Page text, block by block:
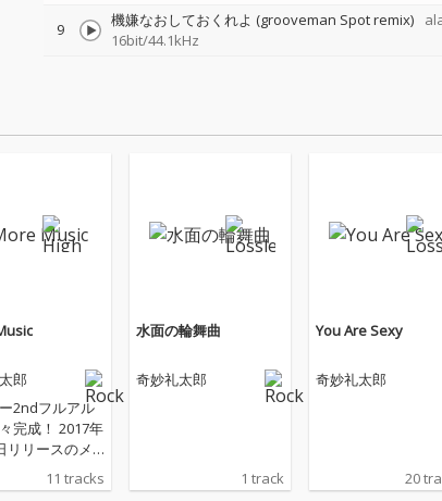
9 機嫌なおしておくれよ (grooveman Spot remix)
16bit/44.1kHz
郎
2ndフルアル
完成！ 2017年
リリースのメ
アルバム「Y
SEXY」から1
11 tracks
水面の輪舞曲
奇妙礼太郎
1 track
You Are Sexy
奇妙礼太郎
20